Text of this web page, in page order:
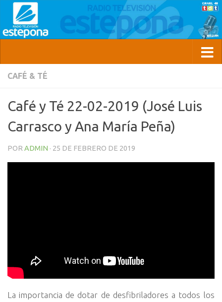
CAFÉ & TÉ
Café y Té 22-02-2019 (José Luis
Carrasco y Ana María Peña)
POR ADMIN · 25 DE FEBRERO DE 2019
La importancia de dotar de desfibriladores a todos los